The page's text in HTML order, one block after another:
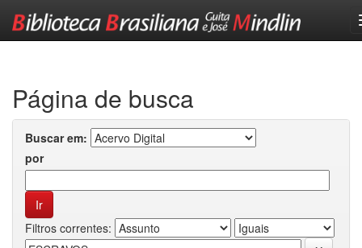
Página de busca
Buscar em:
por
Filtros correntes: